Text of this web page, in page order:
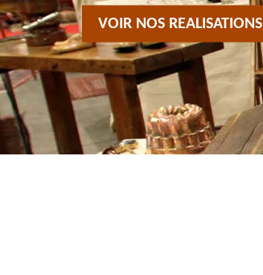
VOIR NOS REALISATIONS